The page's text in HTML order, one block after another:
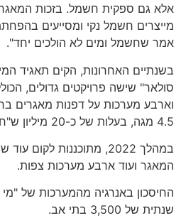
גם ספקית חשמל.בזכות המאגרים
חשמל נקי ומסייעים בהפחתת
שחשמל ומים לא הולכים יחד".
האחרונות,הקים תאגיד המים "
"שישה פרויקטים גדולים,הכוללים
מערכות על דפנות מאגרים ברחבי
מגה,בעלות של כ -20 מיליון ש"ח
2022,
מתוכננות לקום עוד שש
ועוד ארבע מערכות צפות .
באנרגיה מהמערכות של" מי גולן"
של3,500 בתי אב.